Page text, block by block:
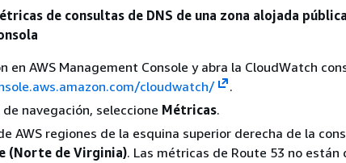
de consultas de DNS de una zona alojada
en AWS Management Console y abra la CloudWatch
cloudwatch/
.
de navegación, seleccione Métricas.
AWS regiones de la esquina superior derecha de la
(Norte de Virginia). Las métricas de Route 53 no están